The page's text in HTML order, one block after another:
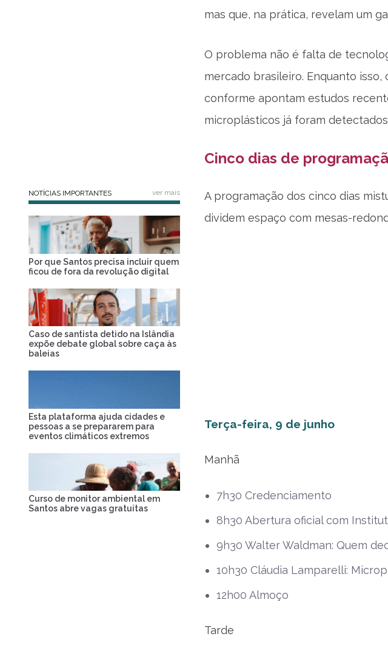
mas que, na prática, revelam um
O problema não é falta de
mercado brasileiro. Enquanto
conforme apontam estudos
microplásticos já foram
Cinco dias de
A programação dos cinco dias
dividem espaço com mesas-
Terça-feira, 9 de junho
Manhã
7h30 Credenciamento
8h30 Abertura oficial com
9h30 Walter Waldman: Quem
10h30 Cláudia Lamparelli:
12h00 Almoço
Tarde
NOTÍCIAS IMPORTANTES ver mais
Por que Santos precisa incluir quem
ficou de fora da revolução digital
Caso de santista detido na Islândia
expõe debate global sobre caça às
baleias
Esta plataforma ajuda cidades e
pessoas a se prepararem para
eventos climáticos extremos
Curso de monitor ambiental em
Santos abre vagas gratuitas